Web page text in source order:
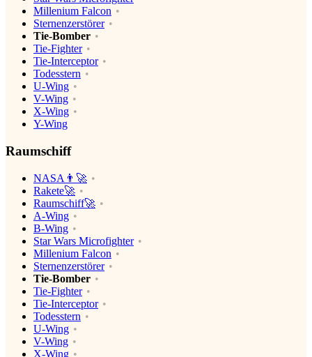
Millenium Falcon
Sternenzerstörer
Tie-Bomber
Tie-Fighter
Tie-Interceptor
Todesstern
U-Wing
V-Wing
X-Wing
Y-Wing
Raumschiff
NASA👨‍🚀
Rakete🚀
Raumschiff🚀
A-Wing
B-Wing
Star Wars Microfighter
Millenium Falcon
Sternenzerstörer
Tie-Bomber
Tie-Fighter
Tie-Interceptor
Todesstern
U-Wing
V-Wing
X-Wing